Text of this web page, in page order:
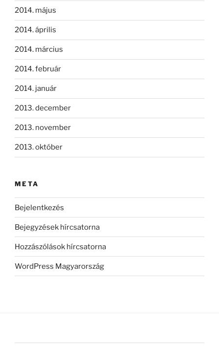
2014. május
2014. április
2014. március
2014. február
2014. január
2013. december
2013. november
2013. október
META
Bejelentkezés
Bejegyzések hírcsatorna
Hozzászólások hírcsatorna
WordPress Magyarország